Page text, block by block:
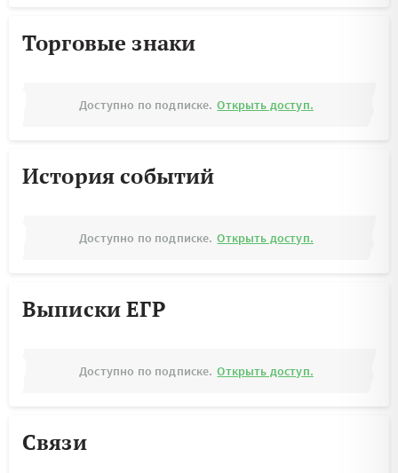
Торговые знаки
Доступно по подписке. Открыть доступ.
История событий
Доступно по подписке. Открыть доступ.
Выписки ЕГР
Доступно по подписке. Открыть доступ.
Связи